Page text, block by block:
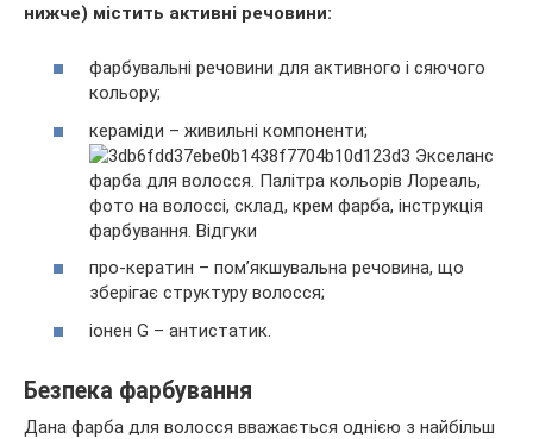
нижче) містить активні речовини:
фарбувальні речовини для активного і сяючого
кольору;
кераміди – живильні компоненти;
про-кератин – пом’якшувальна речовина, що
зберігає структуру волосся;
іонен G – антистатик.
Безпека фарбування
Дана фарба для волосся вважається однією з найбільш